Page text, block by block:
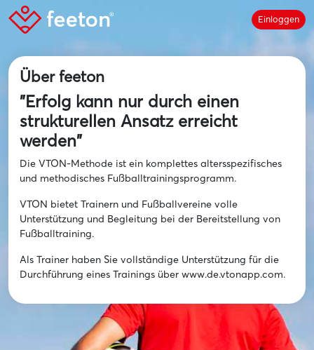
Einloggen
Über feeton
"Erfolg kann nur durch einen
strukturellen Ansatz erreicht
werden"
Die VTON-Methode ist ein komplettes altersspezifisches
und methodisches Fußballtrainingsprogramm.
VTON bietet Trainern und Fußballvereine volle
Unterstützung und Begleitung bei der Bereitstellung von
Fußballtraining.
Als Trainer haben Sie vollständige Unterstützung für die
Durchführung eines Trainings über www.de.vtonapp.com.